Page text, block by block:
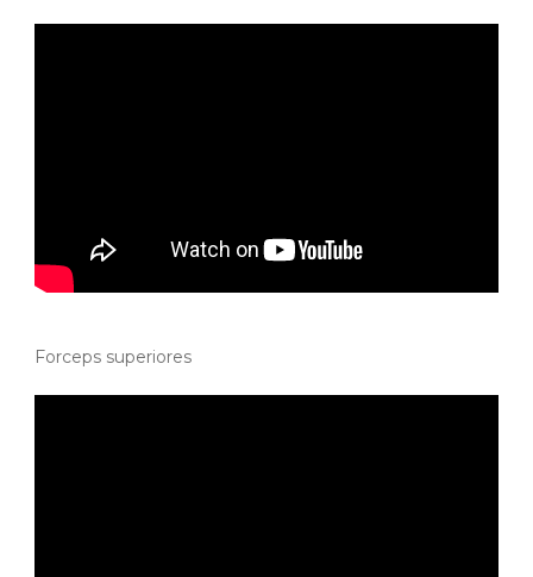
Forceps superiores